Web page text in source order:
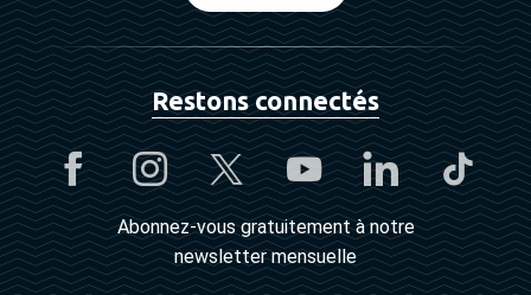
Restons connectés
Abonnez-vous gratuitement à notre
newsletter mensuelle